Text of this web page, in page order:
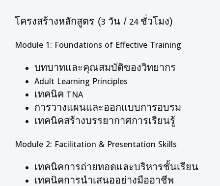
โครงสร้างหลักสูตร (3 วัน / 24 ชั่วโมง)
Module 1: Foundations of Effective Training
บทบาทและคุณสมบัติของวิทยากร
Adult Learning Principles
เทคนิค TNA
การวางแผนและออกแบบการอบรม
เทคนิคสร้างบรรยากาศการเรียนรู้
Module 2: Facilitation & Presentation Skills
เทคนิคการถ่ายทอดและบริหารชั้นเรียน
เทคนิคการนำเสนออย่างมืออาชีพ